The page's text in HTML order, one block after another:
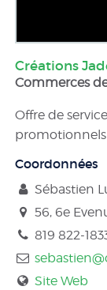
Créations
Commerces
Offre de
promotionnels
Coordonnées
Sébastien
56, 6e
819 822-
Site Web